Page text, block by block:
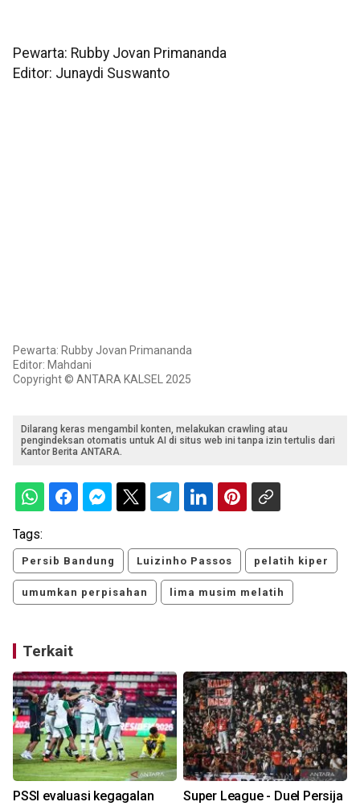
Pewarta: Rubby Jovan Primananda
Editor: Junaydi Suswanto
Pewarta: Rubby Jovan Primananda
Editor: Mahdani
Copyright © ANTARA KALSEL 2025
Dilarang keras mengambil konten, melakukan crawling atau
pengindeksan otomatis untuk AI di situs web ini tanpa izin tertulis dari
Kantor Berita ANTARA.
Tags:
Persib Bandung Luizinho Passos pelatih kiper
umumkan perpisahan lima musim melatih
Terkait
PSSI evaluasi kegagalan
Super League - Duel Persija